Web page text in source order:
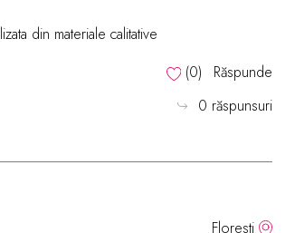
din materiale calitative
(0)
Răspunde
0 răspunsuri
Floresti